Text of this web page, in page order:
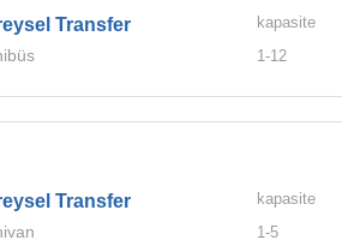
Transfer
kapasite
1-12
Transfer
kapasite
1-5